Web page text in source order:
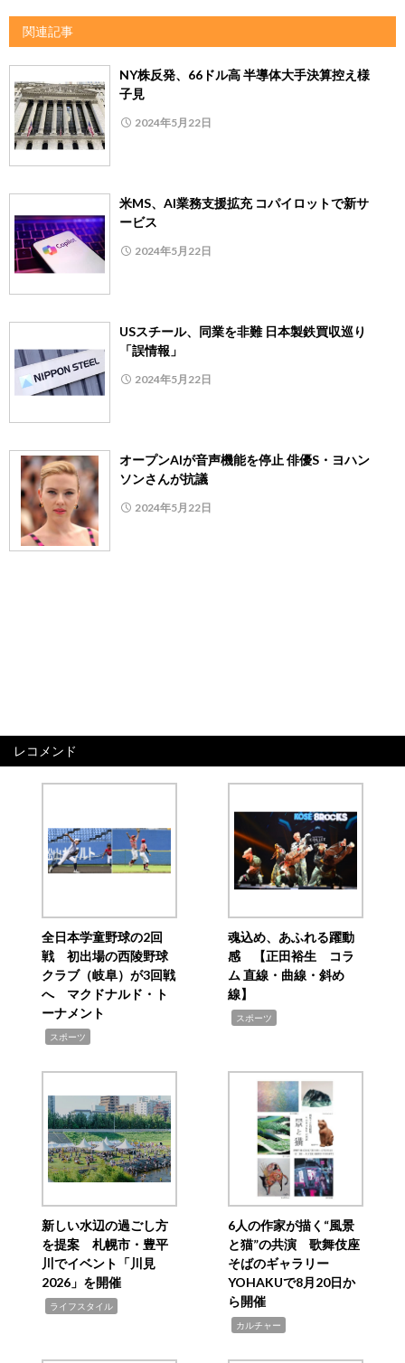
関連記事
NY株反発、66ドル高 半導体大手決算控え様
子見
2024年5月22日
米MS、AI業務支援拡充 コパイロットで新サ
ービス
2024年5月22日
USスチール、同業を非難 日本製鉄買収巡り
「誤情報」
2024年5月22日
オープンAIが音声機能を停止 俳優S・ヨハン
ソンさんが抗議
2024年5月22日
レコメンド
全日本学童野球の2回
戦 初出場の西陵野球
クラブ（岐阜）が3回戦
へ マクドナルド・ト
ーナメント
スポーツ
魂込め、あふれる躍動
感 【正田裕生 コラ
ム 直線・曲線・斜め
線】
スポーツ
新しい水辺の過ごし方
を提案 札幌市・豊平
川でイベント「川見
2026」を開催
ライフスタイル
6人の作家が描く“風景
と猫”の共演 歌舞伎座
そばのギャラリー
YOHAKUで8月20日か
ら開催
カルチャー